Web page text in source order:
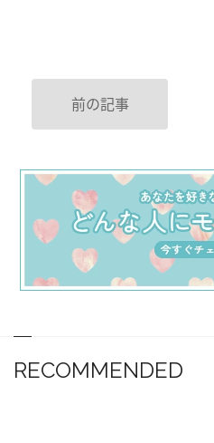
前の記事
RECOMMENDED